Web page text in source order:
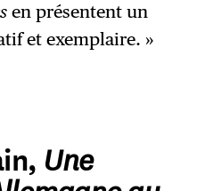
en présentent un
et exemplaire. »
Une